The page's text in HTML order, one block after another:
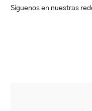
Síguenos en nuestras